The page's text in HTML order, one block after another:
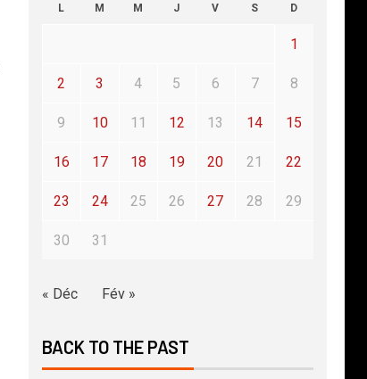
L M M J V S D
1
2 3 4 5 6 7 8
9 10 11 12 13 14 15
16 17 18 19 20 21 22
23 24 25 26 27 28 29
30 31
« Déc Fév »
BACK TO THE PAST